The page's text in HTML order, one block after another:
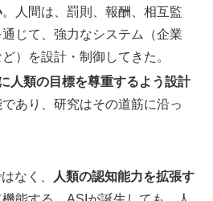
。人間は、罰則、報酬、相互監
じて、強力なシステム（企業
）を設計・制御してきた。
人類の目標を尊重するよう設計
あり、研究はその道筋に沿っ
なく、 人類の認知能力を拡張す